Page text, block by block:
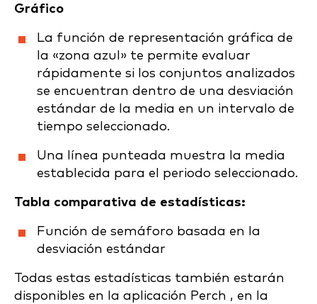
Gráfico
La función de representación gráfica de
la «zona azul» te permite evaluar
rápidamente si los conjuntos analizados
se encuentran dentro de una desviación
estándar de la media en un intervalo de
tiempo seleccionado.
Una línea punteada muestra la media
establecida para el periodo seleccionado.
Tabla comparativa de estadísticas:
Función de semáforo basada en la
desviación estándar
Todas estas estadísticas también estarán
disponibles en la aplicación Perch , en la